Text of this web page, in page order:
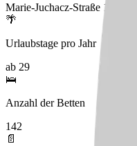
Marie-Juchacz-Straße 1,
🌴
Urlaubstage pro Jahr
ab 29
🛌
Anzahl der Betten
142
📄